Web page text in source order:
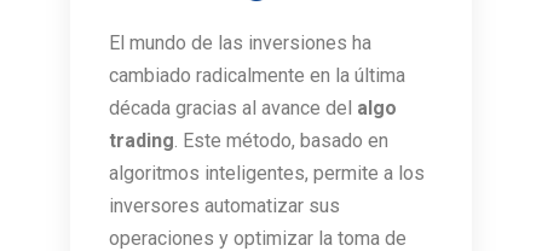
El mundo de las inversiones ha
cambiado radicalmente en la última
década gracias al avance del algo
trading . Este método, basado en
algoritmos inteligentes, permite a los
inversores automatizar sus
operaciones y optimizar la toma de